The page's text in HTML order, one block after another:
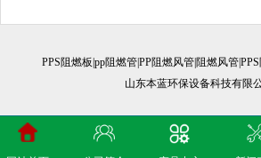
PPS阻燃板|pp阻燃管|PP阻燃风管|阻燃风管
山东本蓝环保设备科技有限